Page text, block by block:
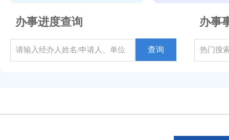
办事进度查询
查询
办事